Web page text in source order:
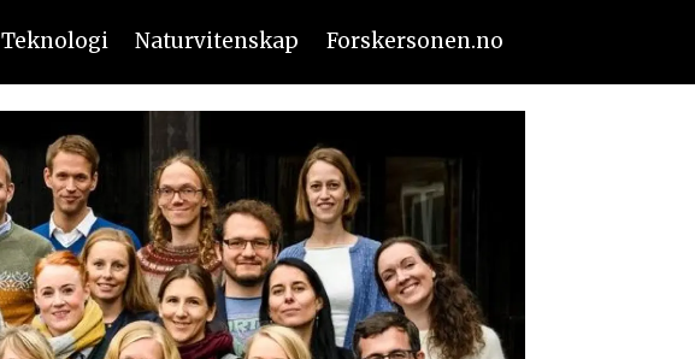
Teknologi Naturvitenskap Forskersonen.no